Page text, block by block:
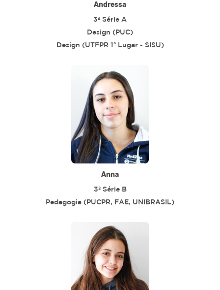
Andressa
3ª Série A
Design (PUC)
Design (UTFPR 1º Lugar - SISU)
Anna
3ª Série B
Pedagogia (PUCPR, FAE, UNIBRASIL)